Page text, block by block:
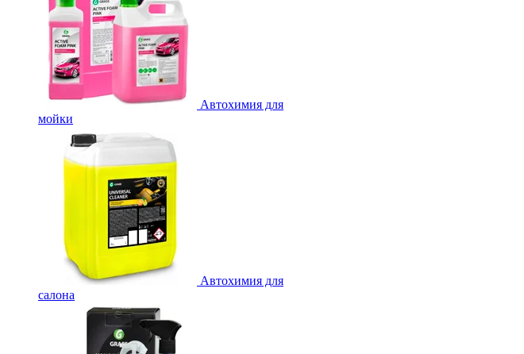
Автохимия для
мойки
Автохимия для
салона